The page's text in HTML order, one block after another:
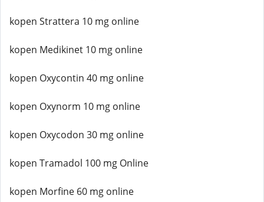
kopen Strattera 10 mg online
kopen Medikinet 10 mg online
kopen Oxycontin 40 mg online
kopen Oxynorm 10 mg online
kopen Oxycodon 30 mg online
kopen Tramadol 100 mg Online
kopen Morfine 60 mg online